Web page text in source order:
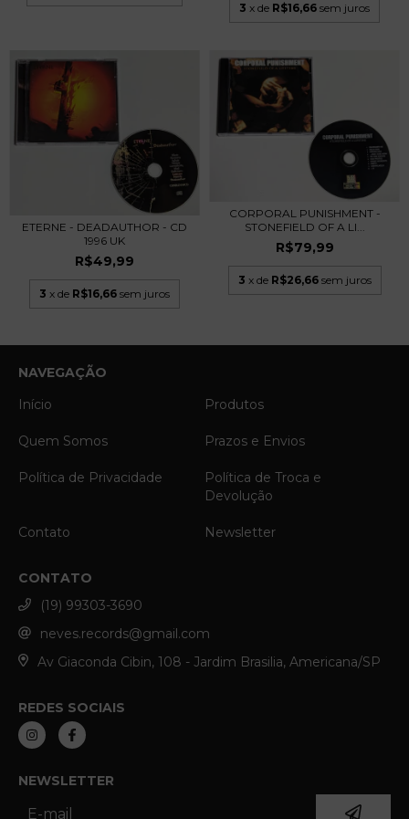
3 x de R$16,66 sem juros
ETERNE - DEADAUTHOR - CD
1996 UK
R$49,99
3 x de R$16,66 sem juros
CORPORAL PUNISHMENT -
STONEFIELD OF A LI...
R$79,99
3 x de R$26,66 sem juros
NAVEGAÇÃO
Início
Produtos
Quem Somos Prazos e Envios
Política de Privacidade
Política de Troca e
Devolução
Contato Newsletter
CONTATO
(19) 99303-3690
neves.records@gmail.com
Av Giaconda Cibin, 108 - Jardim Brasilia, Americana/SP
REDES SOCIAIS
NEWSLETTER